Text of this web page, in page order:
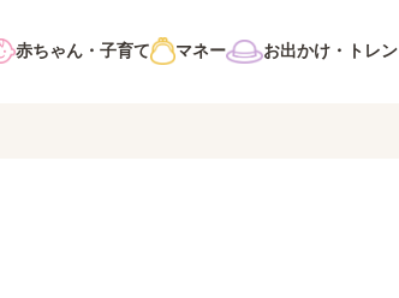
赤ちゃん・子育て マネー お出かけ・トレ